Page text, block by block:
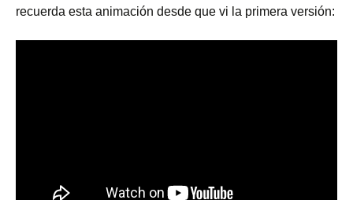
recuerda esta animación desde que vi la primera versión: